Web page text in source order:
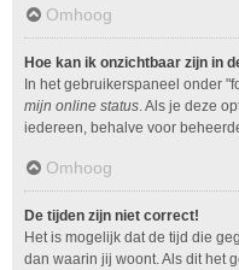
Omhoog
Hoe kan ik onzichtbaar zijn in
In het gebruikerspaneel onder
mijn online status. Als je deze
iedereen, behalve voor
Omhoog
De tijden zijn niet correct!
Het is mogelijk dat de tijd die
dan waarin jij woont. Als dit het